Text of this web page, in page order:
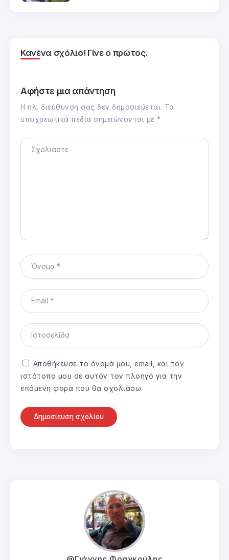
Κανένα σχόλιο! Γίνε ο πρώτος.
Αφήστε μια απάντηση
Η ηλ. διεύθυνση σας δεν δημοσιεύεται. Τα
υποχρεωτικά πεδία σημειώνονται με *
Αποθήκευσε το όνομά μου, email, και τον
ιστότοπο μου σε αυτόν τον πλοηγό για την
επόμενη φορά που θα σχολιάσω.